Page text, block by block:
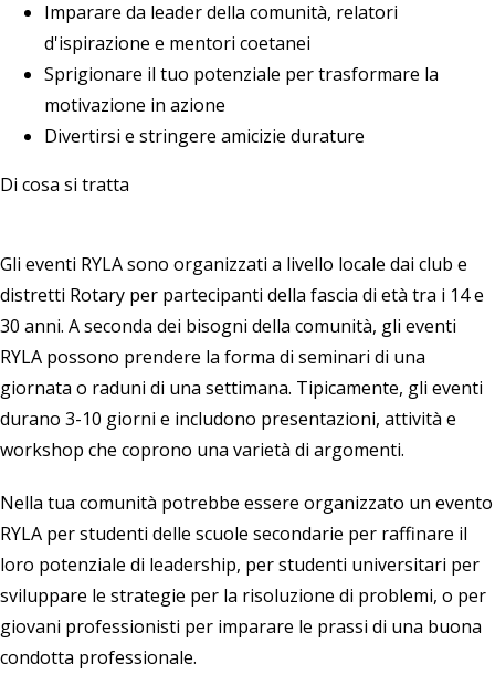
Imparare da leader della comunità, relatori
d'ispirazione e mentori coetanei
Sprigionare il tuo potenziale per trasformare la
motivazione in azione
Divertirsi e stringere amicizie durature
Di cosa si tratta
Gli eventi RYLA sono organizzati a livello locale dai club e
distretti Rotary per partecipanti della fascia di età tra i 14 e
30 anni. A seconda dei bisogni della comunità, gli eventi
RYLA possono prendere la forma di seminari di una
giornata o raduni di una settimana. Tipicamente, gli eventi
durano 3-10 giorni e includono presentazioni, attività e
workshop che coprono una varietà di argomenti.
Nella tua comunità potrebbe essere organizzato un evento
RYLA per studenti delle scuole secondarie per raffinare il
loro potenziale di leadership, per studenti universitari per
sviluppare le strategie per la risoluzione di problemi, o per
giovani professionisti per imparare le prassi di una buona
condotta professionale.